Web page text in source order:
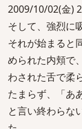
2009/10/02(金)
そして、強烈に
それが始まると
められた内頬で
わされた舌で柔
たまらず、「あ
と言い終わらな